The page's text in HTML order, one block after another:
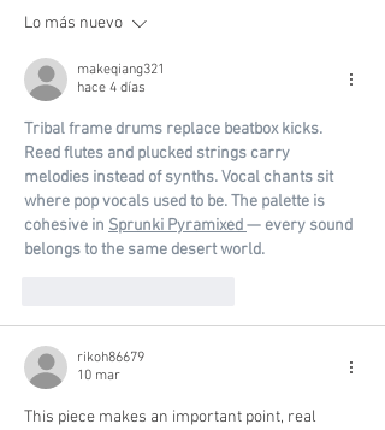
Suicidología
Lo más nuevo
makeqiang321
hace 4 días
Tribal frame drums replace beatbox kicks.
Reed flutes and plucked strings carry
melodies instead of synths. Vocal chants sit
where pop vocals used to be. The palette is
cohesive in Sprunki Pyramixed — every sound
belongs to the same desert world.
rikoh86679
10 mar
This piece makes an important point, real